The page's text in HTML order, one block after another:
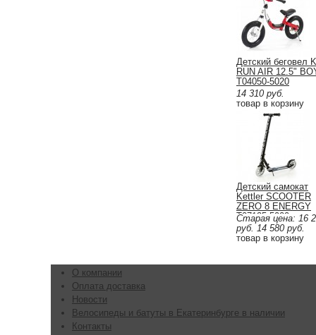
Детский беговел
RUN AIR 12.5"
T04050-5020
14 310 руб.
товар в корзину
Детский самокат
Kettler SCOOTER
ZERO 8 ENERGY
T07125-5000
Старая цена: 16
руб. 14 580 руб.
товар в корзину
О компании
Оплата доставка
Новости
Велосипеды и батуты в Екатеринбурге в наличии
Контакты